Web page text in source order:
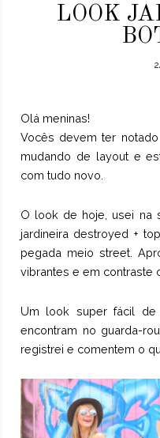
LOOK
Olá meninas!
Vocês devem ter
mudando de layout e
com tudo novo.
O look de hoje, usei na
jardineira destroyed +
pegada meio street.
vibrantes e em contraste
Um look super fácil
encontram no guarda-
registrei e comentem o